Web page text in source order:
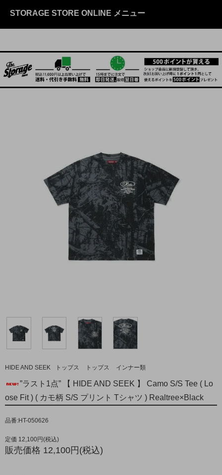
STORAGE STORE ONLINE メニュー
HIDE AND SEEK トップス トップス インナー類
”ラスト1点” 【 HIDE AND SEEK 】 Camo S/S Tee ( Lo
ose Fit ) ( カモ柄 S/S プリント Tシャツ ) Realtree×Black
品番:HT-050626
定価 12,100円(税込)
販売価格 12,100円(税込)